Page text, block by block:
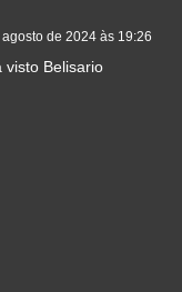
de 2024 às 19:26
visto Belisario